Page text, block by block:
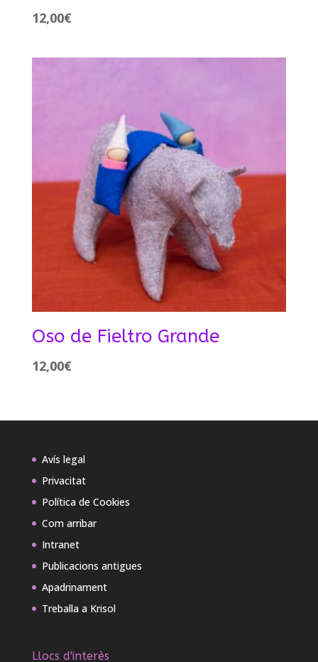
12,00€
Oso de Fieltro Grande
12,00€
Avís legal
Privacitat
Política de Cookies
Com arribar
Intranet
Publicacions antigues
Apadrinament
Treballa a Krisol
Llocs d'interès